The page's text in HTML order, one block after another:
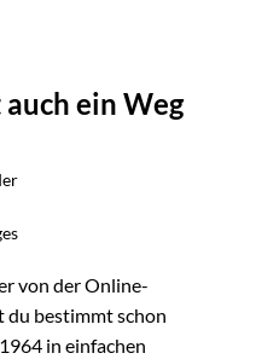
ein Weg
von der Online-
bestimmt schon
in einfachen